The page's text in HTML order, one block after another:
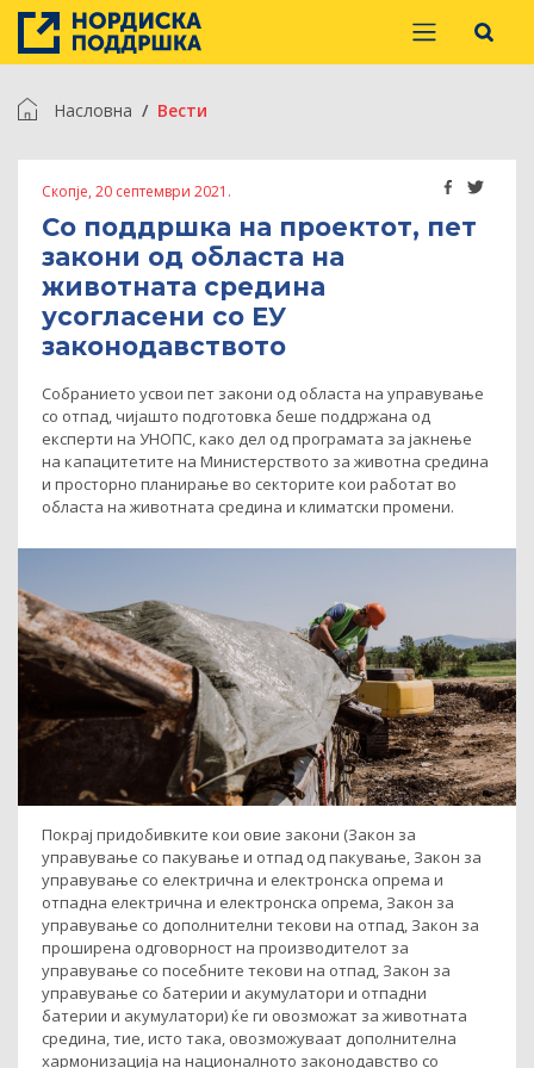
Насловна Вести
Скопје, 20 септември 2021.
Со поддршка на проектот, пет
закони од областа на
животната средина
усогласени со ЕУ
законодавството
Собранието усвои пет закони од областа на управување
со отпад, чијашто подготовка беше поддржана од
експерти на УНОПС, како дел од програмата за јакнење
на капацитетите на Министерството за животна средина
и просторно планирање во секторите кои работат во
областа на животната средина и климатски промени.
Покрај придобивките кои овие закони (Закон за
управување со пакување и отпад од пакување, Закон за
управување со електрична и електронска опрема и
отпадна електрична и електронска опрема, Закон за
управување со дополнителни текови на отпад, Закон за
проширена одговорност на производителот за
управување со посебните текови на отпад, Закон за
управување со батерии и акумулатори и отпадни
батерии и акумулатори) ќе ги овозможат за животната
средина, тие, исто така, овозможуваат дополнителна
хармонизација на националното законодавство со